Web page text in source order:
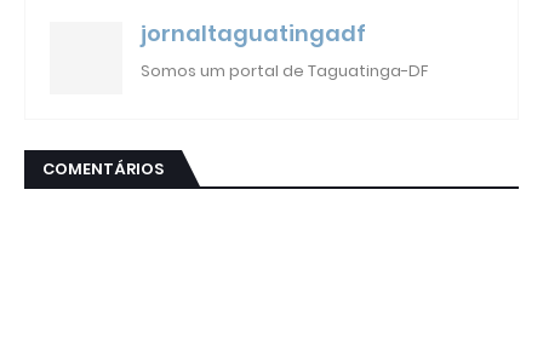
jornaltaguatingadf
Somos um portal de Taguatinga-DF
COMENTÁRIOS